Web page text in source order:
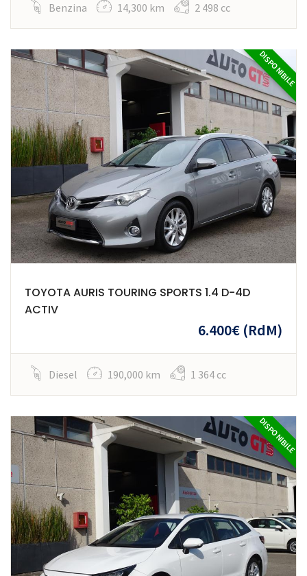
Benzina 14,300 km 2 498 cc
DISPONIBILE
TOYOTA AURIS TOURING SPORTS 1.4 D-4D
ACTIV
6.400€ (RdM)
Diesel 190,000 km 1 364 cc
DISPONIBILE